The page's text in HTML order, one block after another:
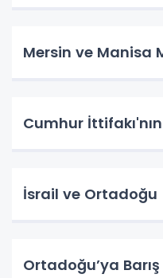
Mersin ve Manisa
Cumhur
İsrail ve Ortadoğu
Ortadoğu’ya Barış